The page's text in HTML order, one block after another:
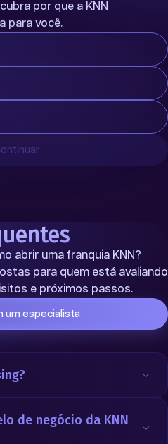
por que a KNN
para você.
abrir uma franquia KNN?
para quem está avaliando
e próximos passos.
um especialista
de negócio da KNN